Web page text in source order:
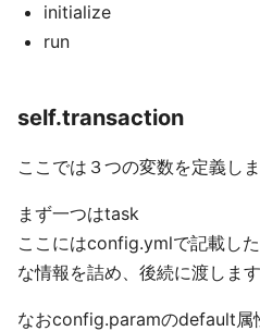
initialize
run
self.transaction
ここでは３つの変数を定義し
まず一つはtask
ここにはconfig.ymlで記載し
な情報を詰め、後続に渡します
なおconfig.paramのdefault属